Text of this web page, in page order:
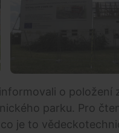
o položení
parku. Pro
je to